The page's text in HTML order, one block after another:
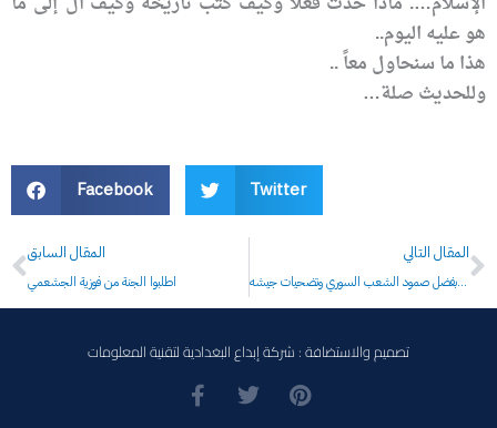
هو عليه اليوم..
هذا ما سنحاول معاً ..
وللحديث صلة…
Facebook Twitter
Prev
المقال السابق
اطلبوا الجنة من فوزية الجشعمي
المقال التالي
اللحام: ستخرج سورية من أزمتها أكثر قوة ومنعة بفضل صمود الشعب السوري وتضحيات جيشه
تصميم والاستضافة : شركة إبداع البغدادية لتقنية المعلومات
F
a
T P
i